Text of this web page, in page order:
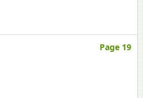
Page 19